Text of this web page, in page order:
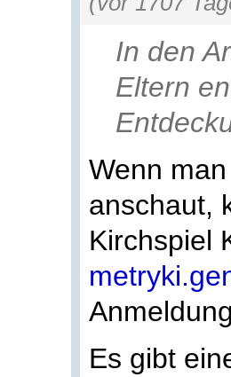
In den
Eltern
Wenn
anschaut,
Kirchspiel
Es gibt